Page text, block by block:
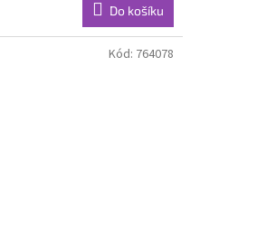
Do košíku
Kód: 764078